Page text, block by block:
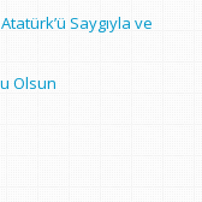
Saygıyla ve
Olsun